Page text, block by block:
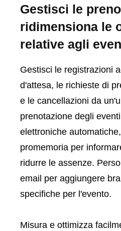
Gestisci le
ridimensiona le
relative agli
Gestisci le registrazioni
d'attesa, le richieste di
e le cancellazioni da
prenotazione degli
elettroniche
promemoria per
ridurre le assenze.
email per aggiungere
specifiche per l'evento.
Misura e ottimizza